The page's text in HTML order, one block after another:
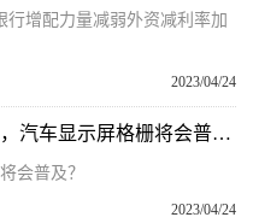
增配力量减弱外资减利率加
2023/04/24
全球快看点丨从进气到信息显示，汽车显示屏格栅将会普及？
会普及？
2023/04/24